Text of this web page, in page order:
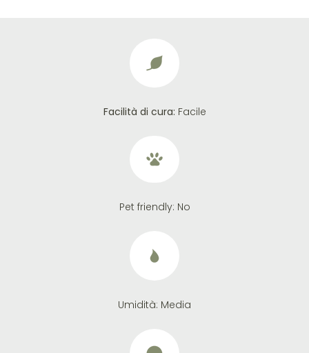
Facilità di cura: Facile
Pet friendly: No
Umidità: Media